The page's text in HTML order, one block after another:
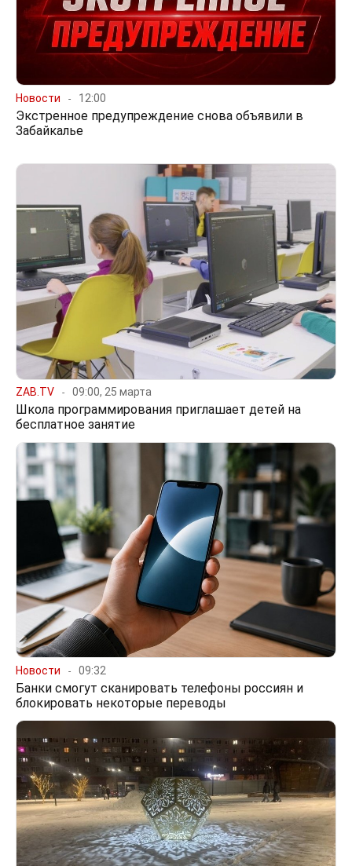
Новости 12:00
Экстренное предупреждение снова объявили в
Забайкалье
ZAB.TV 09:00, 25 марта
Школа программирования приглашает детей на
бесплатное занятие
Новости 09:32
Банки смогут сканировать телефоны россиян и
блокировать некоторые переводы